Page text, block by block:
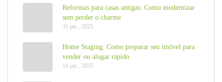
Reformas para casas antigas: Como modernizar
sem perder o charme
31 jan , 2025
Home Staging: Como preparar seu imóvel para
vender ou alugar rápido
14 jan , 2025